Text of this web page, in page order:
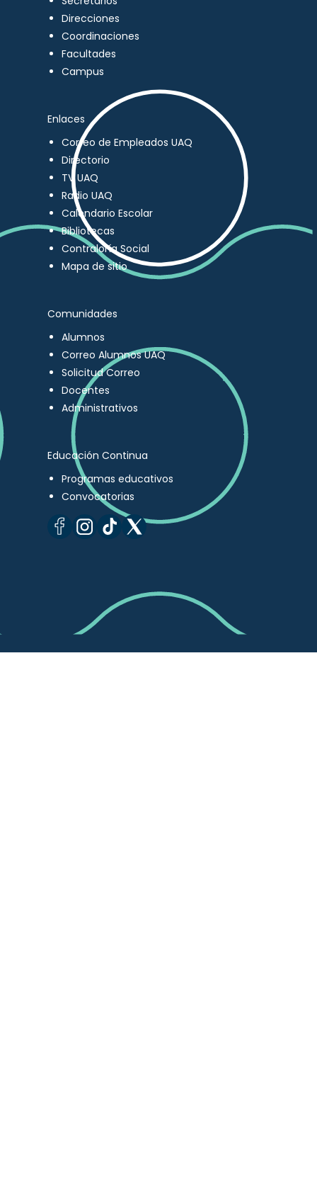
Direcciones
Coordinaciones
Facultades
Campus
Enlaces
Correo de Empleados UAQ
Directorio
TV UAQ
Radio UAQ
Calendario Escolar
Bibliotecas
Contraloría Social
Mapa de sitio
Comunidades
Alumnos
Correo Alumnos UAQ
Solicitud Correo
Docentes
Administrativos
Educación Continua
Programas educativos
Convocatorias